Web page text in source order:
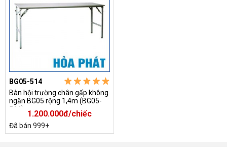
BG05-514
Bàn hội trường chân gấp không
ngăn BG05 rộng 1,4m (BG05-
514)
1.200.000đ/chiếc
Đã bán 999+